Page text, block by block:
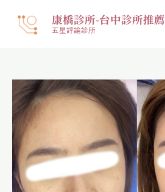
康橋診所-台中診所推薦
五星評論診所